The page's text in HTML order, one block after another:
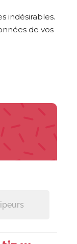
indésirables.
de vos